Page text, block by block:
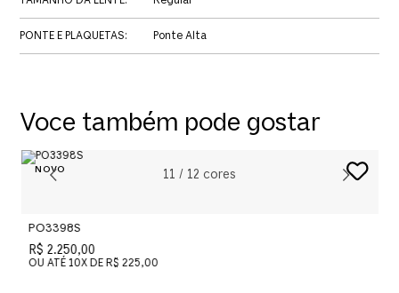
PONTE E PLAQUETAS: Ponte Alta
Voce também pode gostar
11 / 12 cores
PO3398S
R$ 2.250,00
OU ATÉ 10X DE R$ 225,00